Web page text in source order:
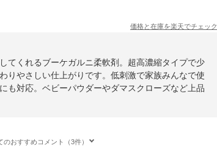
価格と在庫を楽天でチェック
てくれるブーケガルニ柔軟剤。超高濃縮タイプで少
りやさしい仕上がりです。低刺激で家族みんなで使
も対応。ベビーパウダーやダマスクローズなど上品
のおすすめコメント（3件）